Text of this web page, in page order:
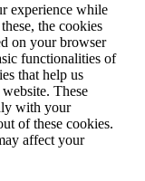
experience while
the cookies
on your browser
functionalities of
that help us
These
with your
of these cookies.
affect your